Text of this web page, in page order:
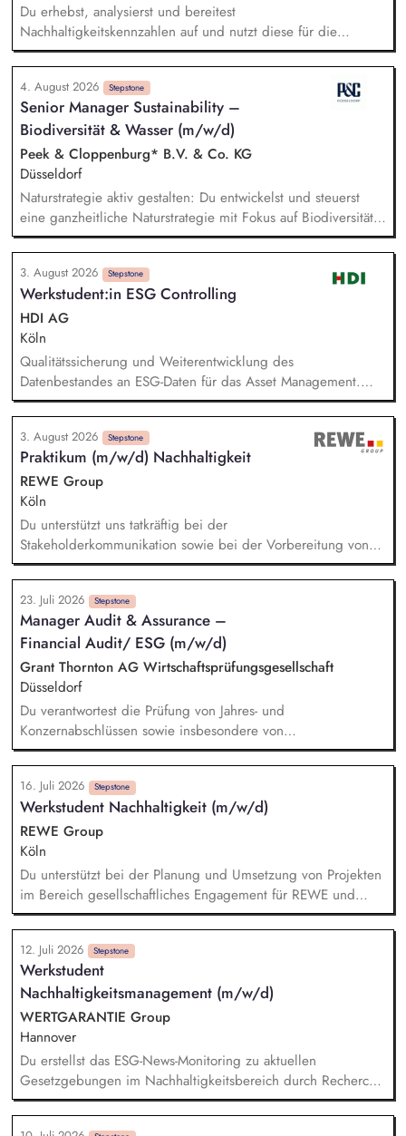
Du erhebst, analysierst und bereitest
Nachhaltigkeitskennzahlen auf und nutzt diese für die
Erstellung sowie kontinuierliche Weiterentwicklung unseres
Nachhaltigkeitsberichts nach anerkannten Berichtsstandards
(z. B. VSME). Bei der Berechnung und Weiterentwicklung
unseres Corporate Carbon Footprints (CCF) unterstützt du
und leitest gemeinsam mit dem Team Maßnahmen zur
Emissionsreduzierung ab. Du entwickelst ökologische
Nachhaltigkeitskennzahlen, Klimaziele und Maßnahmen mit
und unterstützt deren Umsetzung sowie Erfolgskontrolle.
Darüber hinaus unterstützt du das Projektmanagement bei
unseren Projekten im Bereich Windenergie, Photovoltaik,
Batteriespeicher und weiteren Zukunftsthemen der
Energiewirtschaft.
4. August 2026 Stepstone
Senior Manager Sustainability –
Biodiversität & Wasser (m/w/d)
Peek & Cloppenburg* B.V. & Co. KG
Düsseldorf
Naturstrategie aktiv gestalten: Du entwickelst und steuerst
eine ganzheitliche Naturstrategie mit Fokus auf Biodiversität
und Wasser, um die Auswirkungen unserer
Unternehmensgruppe auf natürliche Ökosysteme gezielt zu
minimieren. Risiken und Chancen analysieren: Du
identifizierst sowie bewertest naturbezogene Auswirkungen,
Risiken und Abhängigkeiten entlang unserer gesamten
Wertschöpfungskette und leitest daraus wirksame Maßnahmen
ab. Ziele und KPIs steuern: Du definierst klare Ziele,
Messgrößen und Maßnahmenpläne und setzt diese in enger
Zusammenarbeit mit den relevanten Fachbereichen
erfolgreich um.
3. August 2026 Stepstone
Werkstudent:in ESG Controlling
HDI AG
Köln
Qualitätssicherung und Weiterentwicklung des
Datenbestandes an ESG-Daten für das Asset Management.
Fachliche und technische Prüfung der täglichen ESG-
Datenanlieferung, Analyse von Auffälligkeiten. Erstellung und
Weiterentwicklung von Ausschlusslisten für die Kapitalanlage
anhand von ESG-Kriterien. Erstellung von Kunden-Reports auf
Grundlage von ESG-Daten. Unterstützung bei regulatorischen
Meldungen im ESG-Umfeld. Analyse und Research im ESG-
Umfeld.
3. August 2026 Stepstone
Praktikum (m/w/d) Nachhaltigkeit
REWE Group
Köln
Du unterstützt uns tatkräftig bei der
Stakeholderkommunikation sowie bei der Vorbereitung von
internen und externen Veranstaltungen. Du unterstützt
eigenständig die Planung und Durchführung von Projekten im
Kontext Nachhaltigkeit. Bei der Mitarbeit im Rahmen der
Nachhaltigkeitsberichtserstattung. Mitwirkung bei der Planung
und Durchführung von Nachhaltigkeitsprojekten (z.B. durch
die Erstellung von Präsentationen, Projektdokumentationen
und Analysen sowie durch die Vorbereitung und Begleitung
interner Termine).
23. Juli 2026 Stepstone
Manager Audit & Assurance –
Financial Audit/ ESG (m/w/d)
Grant Thornton AG Wirtschaftsprüfungsgesellschaft
Düsseldorf
Du verantwortest die Prüfung von Jahres- und
Konzernabschlüssen sowie insbesondere von
Nachhaltigkeitsberichten. Du berätst und betreust unsere
vielfältige, international ausgerichtete Mandantschaft bei der
Implementierung von Prozessen und der Erstellung von
Nachhaltigkeitsberichten. Du verantwortest prüfungsnahe
Beratungsprojekte mit dem Schwerpunkt Nachhaltigkeit. Du
bringst Dein Fachwissen in nationalen und internationalen
(GT-)Gremien ein.
16. Juli 2026 Stepstone
Werkstudent Nachhaltigkeit (m/w/d)
REWE Group
Köln
Du unterstützt bei der Planung und Umsetzung von Projekten
im Bereich gesellschaftliches Engagement für REWE und
Penny sowie bei Klima- und Innovationsthemen. Du arbeitest
aktiv bei der internen und externen Kommunikation zu
unseren Projekten mit. Du erstellst Analysen, Präsentationen
und Entscheidungsvorlagen und bringst deine Ideen in die
Weiterentwicklung unserer Nachhaltigkeitsaktivitäten ein. Du
übernimmst Eigenverantwortung für Teilprojekte und
definierte Aufgabenbereiche sowie alltägliche Aufgaben im
Team.
12. Juli 2026 Stepstone
Werkstudent
Nachhaltigkeitsmanagement (m/w/d)
WERTGARANTIE Group
Hannover
Du erstellst das ESG-News-Monitoring zu aktuellen
Gesetzgebungen im Nachhaltigkeitsbereich durch Recherche
verschiedener Datenbanken. Du unterstützt bei der Planung
und Umsetzung von aktuellen Nachhaltigkeitsprojekten und -